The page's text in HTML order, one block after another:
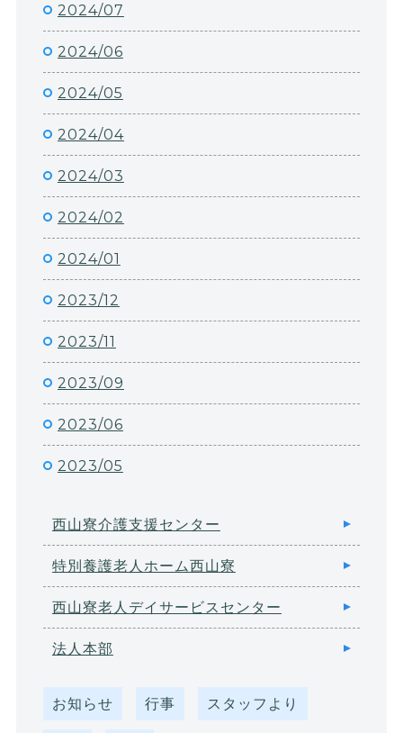
2024/07
2024/06
2024/05
2024/04
2024/03
2024/02
2024/01
2023/12
2023/11
2023/09
2023/06
2023/05
西山寮介護支援センター
特別養護老人ホーム西山寮
西山寮老人デイサービスセンター
法人本部
お知らせ 行事 スタッフより